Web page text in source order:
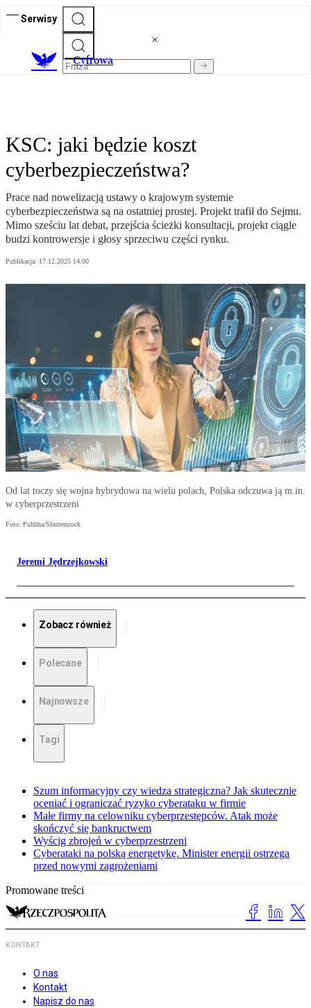
Serwisy
Cyfrowa
KSC: jaki będzie koszt
cyberbezpieczeństwa?
Prace nad nowelizacją ustawy o krajowym systemie
cyberbezpieczeństwa są na ostatniej prostej. Projekt trafił do Sejmu.
Mimo sześciu lat debat, przejścia ścieżki konsultacji, projekt ciągle
budzi kontrowersje i głosy sprzeciwu części rynku.
Publikacja: 17.12.2025 14:00
Od lat toczy się wojna hybrydowa na wielu polach, Polska odczuwa ją m.in.
w cyberprzestrzeni
Foto: Puhhha/Shutterstock
Jeremi Jędrzejkowski
Zobacz również
Polecane
Najnowsze
Tagi
Szum informacyjny czy wiedza strategiczna? Jak skutecznie
oceniać i ograniczać ryzyko cyberataku w firmie
Małe firmy na celowniku cyberprzestępców. Atak może
skończyć się bankructwem
Wyścig zbrojeń w cyberprzestrzeni
Cyberataki na polską energetykę. Minister energii ostrzega
przed nowymi zagrożeniami
Promowane treści
KONTAKT
O nas
Kontakt
Napisz do nas